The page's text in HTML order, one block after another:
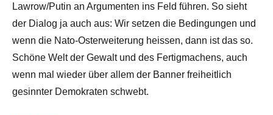
Lawrow/Putin an Argumenten ins Feld führen. So sieht
der Dialog ja auch aus: Wir setzen die Bedingungen und
wenn die Nato-Osterweiterung heissen, dann ist das so.
Schöne Welt der Gewalt und des Fertigmachens, auch
wenn mal wieder über allem der Banner freiheitlich
gesinnter Demokraten schwebt.